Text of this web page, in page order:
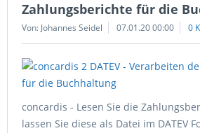
Zahlungsberichte für die
Von: Johannes Seidel 07.01.20 00:00 0
concardis - Lesen Sie die
lassen Sie diese als Datei im DATEV